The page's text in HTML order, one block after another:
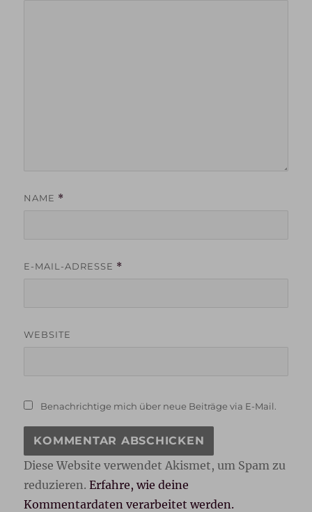
NAME *
E-MAIL-ADRESSE *
WEBSITE
Benachrichtige mich über neue Beiträge via E-Mail.
Diese Website verwendet Akismet, um Spam zu
reduzieren.Erfahre, wie deine
Kommentardaten verarbeitet werden.